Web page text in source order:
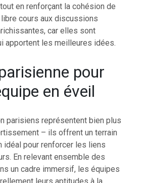
en renforçant la cohésion de
cours aux discussions
car elles sont
apportent les meilleures idées.
pour
en éveil
parisiens représentent bien plus
– ils offrent un terrain
idéal pour renforcer les liens
En relevant ensemble des
un cadre immersif, les équipes
leurs aptitudes à la